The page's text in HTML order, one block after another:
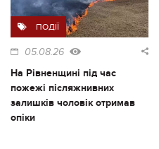
ПОДІЇ
05.08.26
На Рівненщині під час
пожежі післяжнивних
залишків чоловік отримав
опіки